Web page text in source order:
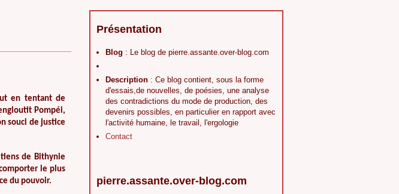
en tentant de
Pompéi,
souci de justice
de Bithynie
le plus
du pouvoir.
Présentation
Blog : Le blog de pierre.assante.over-blog.com
Description : Ce blog contient, sous la forme
d'essais,de nouvelles, de poésies, une analyse
des contradictions du mode de production, des
devenirs possibles, en particulier en rapport avec
l'activité humaine, le travail, l'ergologie
Contact
pierre.assante.over-blog.com